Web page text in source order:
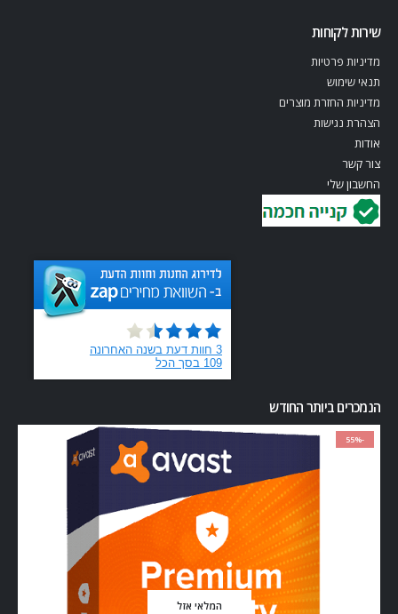
שירות לקוחות
מדיניות פרטיות
תנאי שימוש
מדיניות החזרת מוצרים
הצהרת נגישות
אודות
צור קשר
החשבון שלי
הנמכרים ביותר החודש
-55%
המלאי אזל